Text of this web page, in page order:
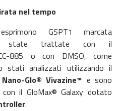
nel tempo
GSPT1 marcata
state trattate con il
885 o con DMSO, come
stati analizzati utilizzando il
Nano-Glo® Vivazine™ e sono
il GloMax® Galaxy dotato
.